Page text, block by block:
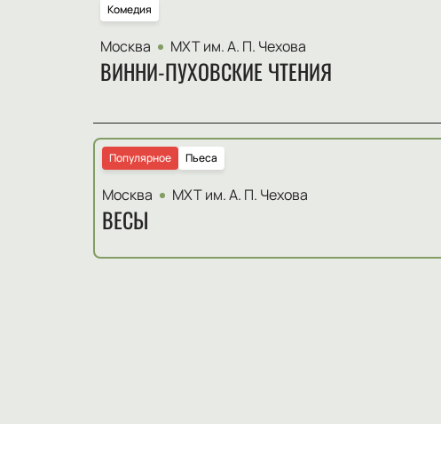
Комедия
Москва МХТ им. А. П. Чехова
ВИННИ-ПУХОВСКИЕ ЧТЕНИЯ
Пьеса
Популярное
Москва МХТ им. А. П. Чехова
ВЕСЫ